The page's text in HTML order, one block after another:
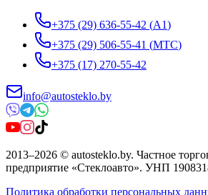
+375 (29) 636-55-42 (A1)
+375 (29) 506-55-41 (МТС)
+375 (17) 270-55-42
info@autosteklo.by
2013–2026 © autosteklo.by. Частное
предприятие «Стеклоавто». УНП
Политика обработки персональных